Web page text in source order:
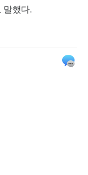
말했다.